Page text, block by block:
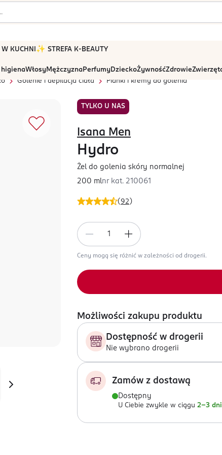
W KUCHNI ✨ STREFA K-BEAUTY
higienaWłosyMężczyznaPerfumyDzieckoŻywnośćZdrowie
Golenie i depilacja ciała Pianki i kremy do golenia
TYLKO U NAS
(92 )
Isana Men
Hydro
Żel do golenia skóry normalnej
200 mlnr kat. 210061
Ceny mogą się różnić w zależności od drogerii.
Możliwości zakupu produktu
Dostępność w drogerii
Nie wybrano drogerii
Zamów z dostawą
Dostępny
U Ciebie zwykle w ciągu 2-3 dni